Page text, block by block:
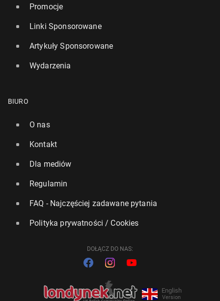
Promocje
Linki Sponsorowane
Artykuły Sponsorowane
Wydarzenia
BIURO
O nas
Kontakt
Dla mediów
Regulamin
FAQ - Najczęściej zadawane pytania
Polityka prywatności / Cookies
DOŁĄCZ DO NAS:
English
Version